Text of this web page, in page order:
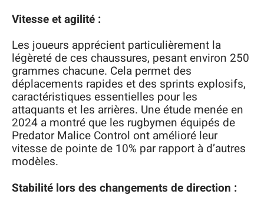
Vitesse et agilité :
Les joueurs apprécient particulièrement la
légèreté de ces chaussures, pesant environ 250
grammes chacune. Cela permet des
déplacements rapides et des sprints explosifs,
caractéristiques essentielles pour les
attaquants et les arrières. Une étude menée en
2024 a montré que les rugbymen équipés de
Predator Malice Control ont amélioré leur
vitesse de pointe de 10% par rapport à d’autres
modèles.
Stabilité lors des changements de direction :